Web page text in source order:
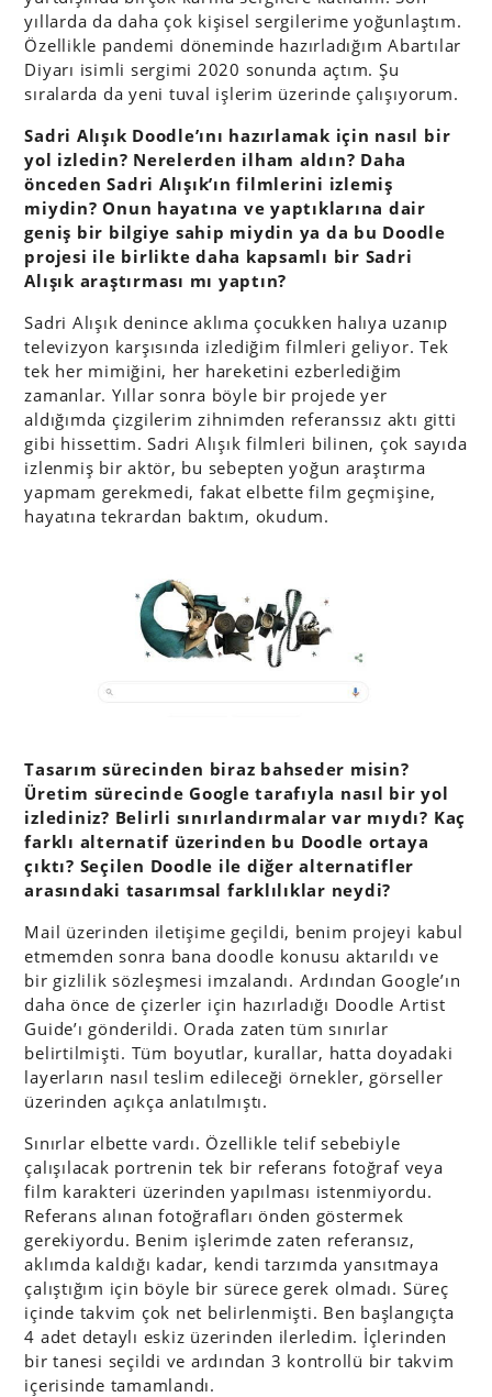
yıllarda da daha çok kişisel sergilerime yoğunlaştım.
Özellikle pandemi döneminde hazırladığım Abartılar
Diyarı isimli sergimi 2020 sonunda açtım. Şu
sıralarda da yeni tuval işlerim üzerinde çalışıyorum.
Sadri Alışık Doodle’ını hazırlamak için nasıl bir
yol izledin? Nerelerden ilham aldın? Daha
önceden Sadri Alışık’ın filmlerini izlemiş
miydin? Onun hayatına ve yaptıklarına dair
geniş bir bilgiye sahip miydin ya da bu Doodle
projesi ile birlikte daha kapsamlı bir Sadri
Alışık araştırması mı yaptın?
Sadri Alışık denince aklıma çocukken halıya uzanıp
televizyon karşısında izlediğim filmleri geliyor. Tek
tek her mimiğini, her hareketini ezberlediğim
zamanlar. Yıllar sonra böyle bir projede yer
aldığımda çizgilerim zihnimden referanssız aktı gitti
gibi hissettim. Sadri Alışık filmleri bilinen, çok sayıda
izlenmiş bir aktör, bu sebepten yoğun araştırma
yapmam gerekmedi, fakat elbette film geçmişine,
hayatına tekrardan baktım, okudum.
Tasarım sürecinden biraz bahseder misin?
Üretim sürecinde Google tarafıyla nasıl bir yol
izlediniz? Belirli sınırlandırmalar var mıydı? Kaç
farklı alternatif üzerinden bu Doodle ortaya
çıktı? Seçilen Doodle ile diğer alternatifler
arasındaki tasarımsal farklılıklar neydi?
Mail üzerinden iletişime geçildi, benim projeyi kabul
etmemden sonra bana doodle konusu aktarıldı ve
bir gizlilik sözleşmesi imzalandı. Ardından Google’ın
daha önce de çizerler için hazırladığı Doodle Artist
Guide’ı gönderildi. Orada zaten tüm sınırlar
belirtilmişti. Tüm boyutlar, kurallar, hatta doyadaki
layerların nasıl teslim edileceği örnekler, görseller
üzerinden açıkça anlatılmıştı.
Sınırlar elbette vardı. Özellikle telif sebebiyle
çalışılacak portrenin tek bir referans fotoğraf veya
film karakteri üzerinden yapılması istenmiyordu.
Referans alınan fotoğrafları önden göstermek
gerekiyordu. Benim işlerimde zaten referansız,
aklımda kaldığı kadar, kendi tarzımda yansıtmaya
çalıştığım için böyle bir sürece gerek olmadı. Süreç
içinde takvim çok net belirlenmişti. Ben başlangıçta
4 adet detaylı eskiz üzerinden ilerledim. İçlerinden
bir tanesi seçildi ve ardından 3 kontrollü bir takvim
içerisinde tamamlandı.